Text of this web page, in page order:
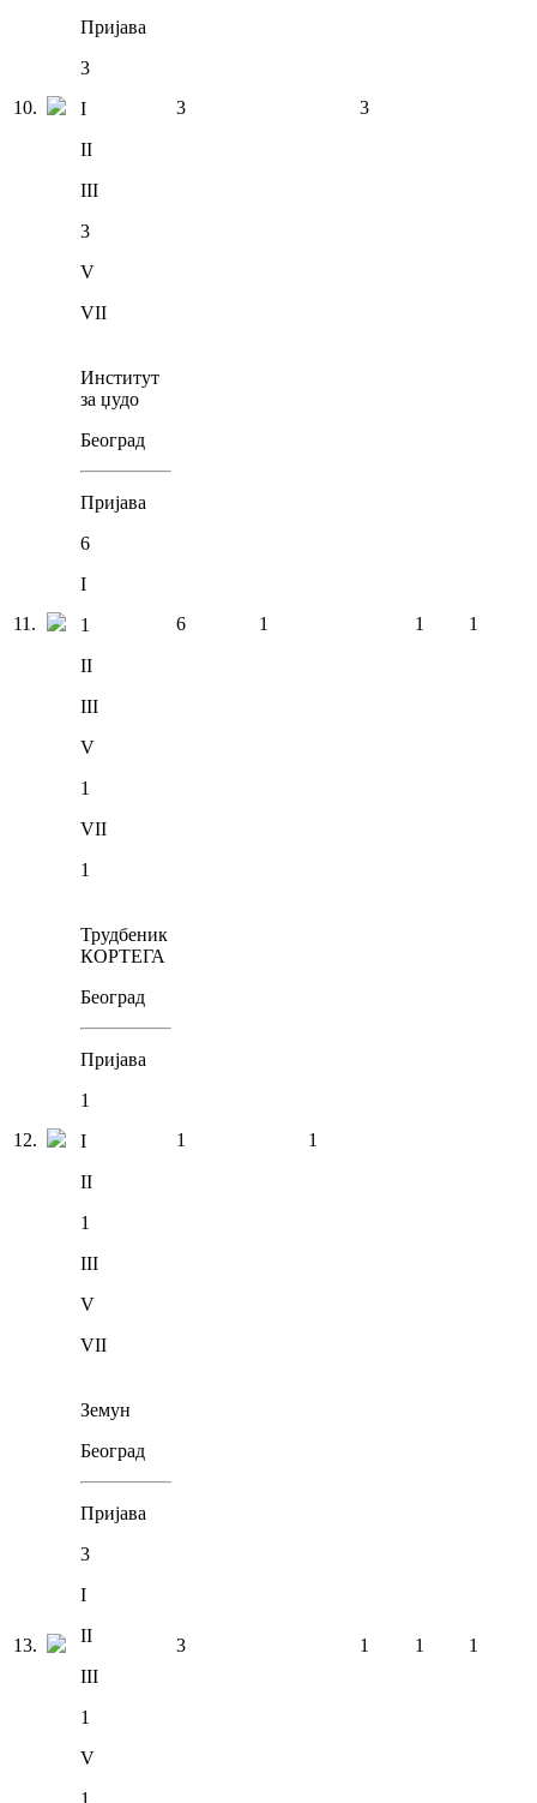
10.
Пријава
3
I
II
III
3
V
VII
3 3
11 .
Институт
за џудо
Београд
Пријава
6
I
1
II
III
V
1
VII
1
6 1 1 1
12.
Трудбеник
КОРТЕГА
Београд
Пријава
1
I
II
1
III
V
VII
1 1
13.
Земун
Београд
Пријава
3
I
II
III
1
V
1
3 1 1 1